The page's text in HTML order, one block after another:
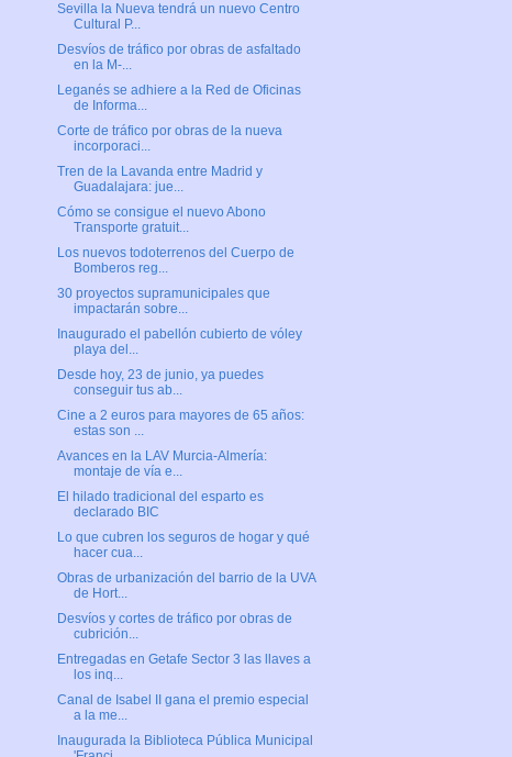
Sevilla la Nueva tendrá un nuevo Centro
Cultural P...
Desvíos de tráfico por obras de asfaltado
en la M-...
Leganés se adhiere a la Red de Oficinas
de Informa...
Corte de tráfico por obras de la nueva
incorporaci...
Tren de la Lavanda entre Madrid y
Guadalajara: jue...
Cómo se consigue el nuevo Abono
Transporte gratuit...
Los nuevos todoterrenos del Cuerpo de
Bomberos reg...
30 proyectos supramunicipales que
impactarán sobre...
Inaugurado el pabellón cubierto de vóley
playa del...
Desde hoy, 23 de junio, ya puedes
conseguir tus ab...
Cine a 2 euros para mayores de 65 años:
estas son ...
Avances en la LAV Murcia-Almería:
montaje de vía e...
El hilado tradicional del esparto es
declarado BIC
Lo que cubren los seguros de hogar y qué
hacer cua...
Obras de urbanización del barrio de la UVA
de Hort...
Desvíos y cortes de tráfico por obras de
cubrición...
Entregadas en Getafe Sector 3 las llaves a
los inq...
Canal de Isabel II gana el premio especial
a la me...
Inaugurada la Biblioteca Pública Municipal